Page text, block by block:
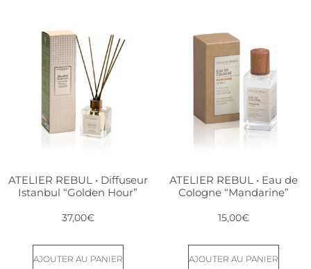
ATELIER REBUL • Diffuseur
Istanbul “Golden Hour”
37,00€
AJOUTER AU PANIER
ATELIER REBUL • Eau de
Cologne “Mandarine”
15,00€
AJOUTER AU PANIER